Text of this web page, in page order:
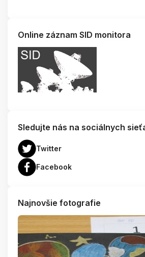
Online záznam SID monitora
Sledujte nás na sociálnych
Twitter
Facebook
Najnovšie fotografie